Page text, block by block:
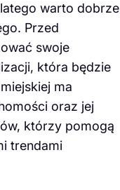
warto dobrze
Przed
swoje
która będzie
ma
oraz jej
którzy pomogą
trendami